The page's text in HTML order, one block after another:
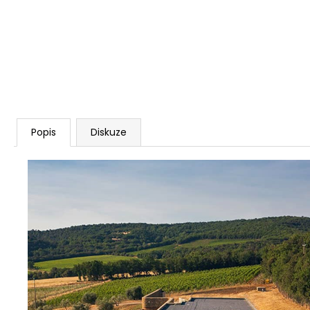
Popis Diskuze